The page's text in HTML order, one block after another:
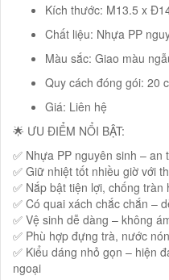
Kích thước: M13.5 x
Chất liệu: Nhựa PP
Màu sắc: Giao màu
Quy cách đóng gói: 20
Giá: Liên hệ
🌟 ƯU ĐIỂM NỔI BẬT:
✅ Nhựa PP nguyên sinh –
✅ Giữ nhiệt tốt nhiều giờ với
✅ Nắp bật tiện lợi, chống tràn
✅ Có quai xách chắc chắn –
✅ Vệ sinh dễ dàng – không
✅ Phù hợp đựng trà, nước
✅ Kiểu dáng nhỏ gọn – hiện
ngoại